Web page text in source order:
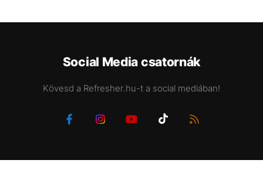
Social Media csatornák
Kövesd a Refresher.hu-t a social mediában!